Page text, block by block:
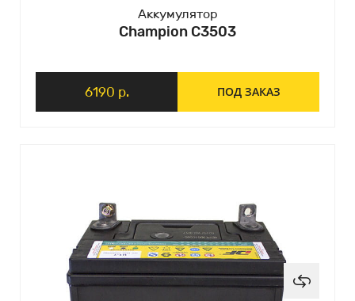
Аккумулятор
Champion C3503
6190 р. ПОД ЗАКАЗ